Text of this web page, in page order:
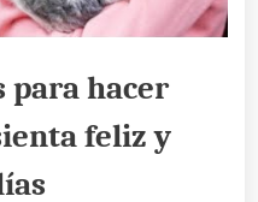
para hacer
feliz y